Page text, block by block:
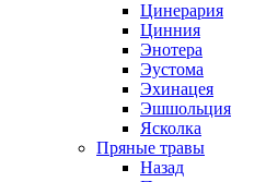
Цинерария
Цинния
Энотера
Эустома
Эхинацея
Эшшольция
Ясколка
Пряные травы
Назад